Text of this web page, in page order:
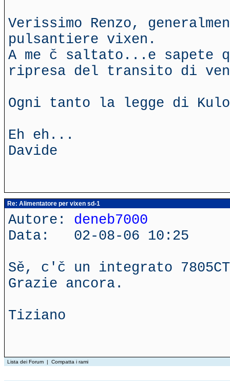
Verissimo Renzo,
pulsantiere vixen.
A me č saltato...e sapete
ripresa del transito di
Ogni tanto la legge di
Eh eh...
Davide
Re: Alimentatore per vixen sd-1
Autore: deneb7000
Data: 02-08-06 10:25
Sě, c'č un integrato
Grazie ancora.
Tiziano
Lista dei Forum | Compatta i rami